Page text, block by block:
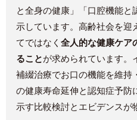
と全身の健康」「口腔機能と
示しています。高齢社会を迎
てではなく全人的な健康ケア
ることが求められています。
補綴治療でお口の機能を維持
の健康寿命延伸と認知症予防
示す比較検討とエビデンスが